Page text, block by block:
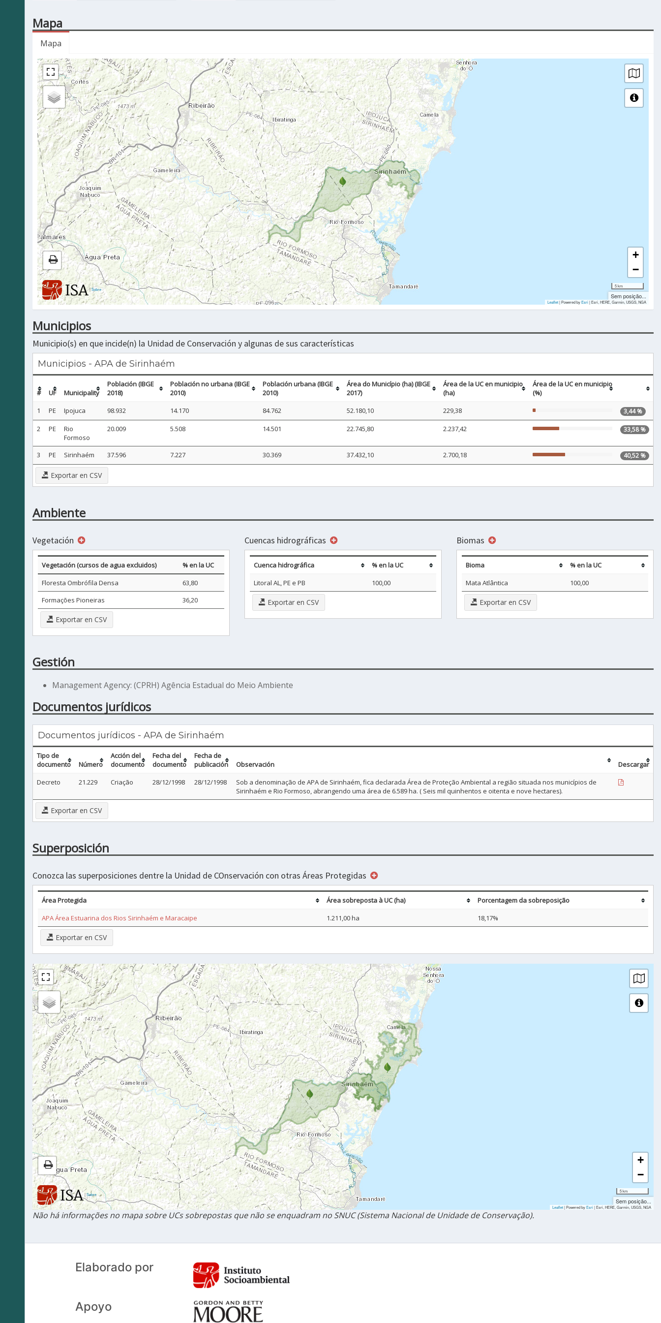
Mapa
Mapa
|Sobre
+
−
5 km
Sem posição...
Leaflet| Powered byEsri|Esri, HERE, Garmin, USGS, NGA
Municipios
Municipio(s) en que incide(n) la Unidad de Conservación y algunas de sus características
Municipios - APA de Sirinhaém
# UF Municipality
Población (IBGE
2018)
Población no urbana (IBGE
2010)
Población urbana (IBGE
2010)
Área do Município (ha) (IBGE
2017)
Área de la UC en municipio
(ha)
Área de la UC en municipio
(%)
1
PE Ipojuca 98.932 14.170 84.762 52.180,10 229,38 3,44 %
2 PE
Rio
Formoso
20.009 5.508 14.501 22.745,80 2.237,42 33,58 %
3 PE Sirinhaém 37.596 7.227 30.369 37.432,10 2.700,18 40,52 %
Exportar en CSV
Ambiente
Vegetación
Vegetación (cursos de agua excluidos)
% en la UC
Floresta Ombrófila Densa
63,80
Formações Pioneiras
36,20
Exportar en CSV
Cuencas hidrográficas
Cuenca hidrográfica
% en la UC
Litoral AL, PE e PB
100,00
Exportar en CSV
Biomas
Bioma
% en la UC
Mata Atlântica
100,00
Exportar en CSV
Gestión
Management Agency: (CPRH) Agência Estadual do Meio Ambiente
Documentos jurídicos
Documentos jurídicos - APA de Sirinhaém
Tipo de
documento
Número
Acción del
documento
Fecha del
documento
Fecha de
publicación
Observación
Descargar
Decreto
21.229 Criação 28/12/1998 28/12/1998
Sob a denominação de APA de Sirinhaém, fica declarada Área de Proteção Ambiental a região situada nos municípios de
Sirinhaém e Rio Formoso, abrangendo uma área de 6.589 ha. ( Seis mil quinhentos e oitenta e nove hectares).
Exportar en CSV
Superposición
Conozca las superposiciones dentre la Unidad de COnservación con otras Áreas Protegidas
Área Protegida Área sobreposta à UC (ha)
Porcentagem da sobreposição
APA Área Estuarina dos Rios Sirinhaém e Maracaipe
1.211,00 ha 18,17%
Exportar en CSV
|Sobre
+
−
5 km
Sem posição...
Leaflet| Powered byEsri|Esri, HERE, Garmin, USGS, NGA
Não há informações no mapa sobre UCs sobrepostas que não se enquadram no SNUC (Sistema Nacional de Unidade de Conservação).